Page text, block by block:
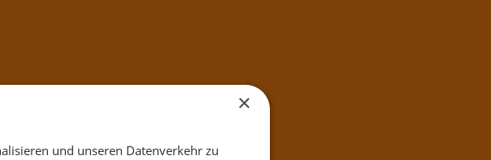
×
und unseren Datenverkehr zu